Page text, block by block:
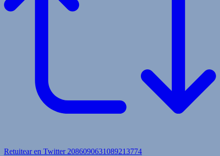
Retuitear en Twitter 2086090631089213774